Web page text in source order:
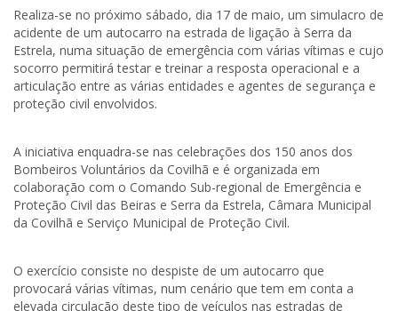
Realiza-se no próximo sábado, dia 17 de maio, um simulacro de
acidente de um autocarro na estrada de ligação à Serra da
Estrela, numa situação de emergência com várias vítimas e cujo
socorro permitirá testar e treinar a resposta operacional e a
articulação entre as várias entidades e agentes de segurança e
proteção civil envolvidos.
A iniciativa enquadra-se nas celebrações dos 150 anos dos
Bombeiros Voluntários da Covilhã e é organizada em
colaboração com o Comando Sub-regional de Emergência e
Proteção Civil das Beiras e Serra da Estrela, Câmara Municipal
da Covilhã e Serviço Municipal de Proteção Civil.
O exercício consiste no despiste de um autocarro que
provocará várias vítimas, num cenário que tem em conta a
elevada circulação deste tipo de veículos nas estradas de